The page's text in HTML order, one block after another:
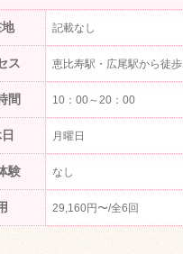
記載なし
ス 恵比寿駅・広尾駅から徒
間 10：00～20：00
月曜日
験 なし
29,160円〜/全6回